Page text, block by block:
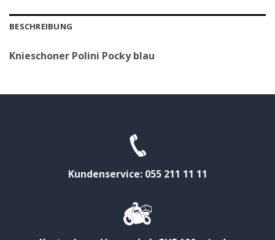
BESCHREIBUNG
Knieschoner Polini Pocky blau
Kundenservice: 055 211 11 11